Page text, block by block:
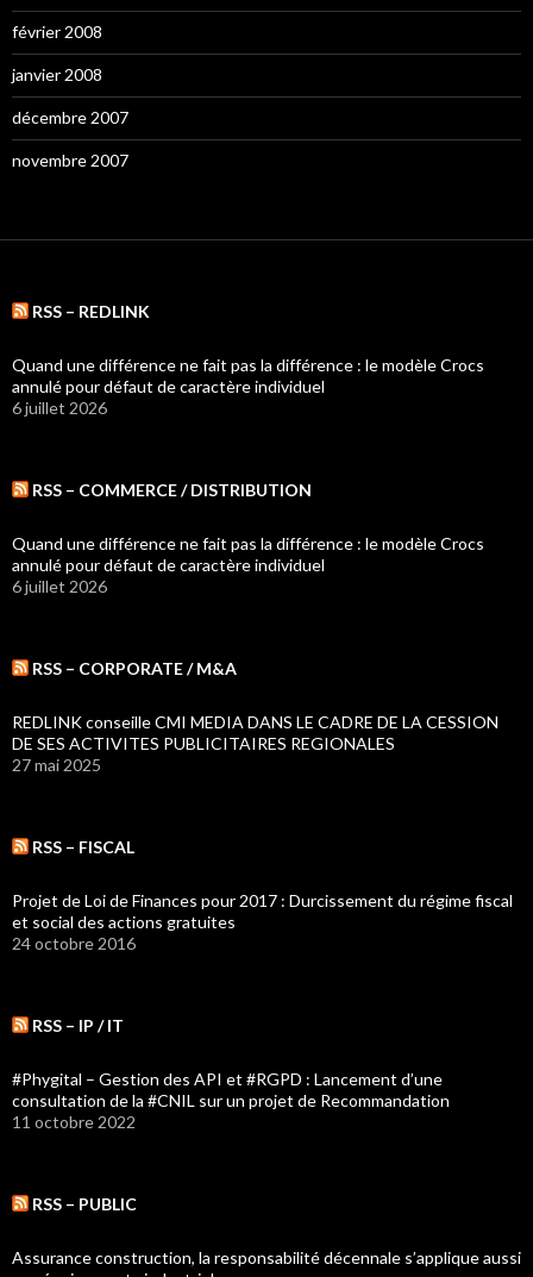
février 2008
janvier 2008
décembre 2007
novembre 2007
RSS – REDLINK
Quand une différence ne fait pas la différence : le modèle Crocs
annulé pour défaut de caractère individuel
6 juillet 2026
RSS – COMMERCE / DISTRIBUTION
Quand une différence ne fait pas la différence : le modèle Crocs
annulé pour défaut de caractère individuel
6 juillet 2026
RSS – CORPORATE / M&A
REDLINK conseille CMI MEDIA DANS LE CADRE DE LA CESSION
DE SES ACTIVITES PUBLICITAIRES REGIONALES
27 mai 2025
RSS – FISCAL
Projet de Loi de Finances pour 2017 : Durcissement du régime fiscal
et social des actions gratuites
24 octobre 2016
RSS – IP / IT
#Phygital – Gestion des API et #RGPD : Lancement d’une
consultation de la #CNIL sur un projet de Recommandation
11 octobre 2022
RSS – PUBLIC
Assurance construction, la responsabilité décennale s’applique aussi